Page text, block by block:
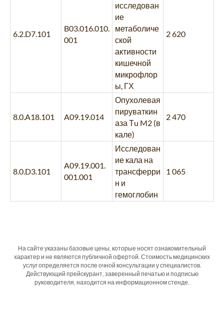
6.2.D7.101
B03.016.010.
001
исследован
ие
метаболиче
ской
активности
кишечной
микрофлор
ы, ГХ
2 620
8.0.A18.101 A09.19.014
Опухолевая
пируваткин
аза Тu M2 (в
кале)
2 470
8.0.D3.101
A09.19.001.
001.001
Исследован
ие кала на
трансферри
н и
гемоглобин
1 065
На сайте указаны базовые цены, которые носят ознакомительный
характер и не являются публичной офертой. Стоимость медицинских
услуг определяется после очной консультации у специалистов.
Действующий прейскурант, заверенный печатью и подписью
руководителя, находится на информационном стенде.